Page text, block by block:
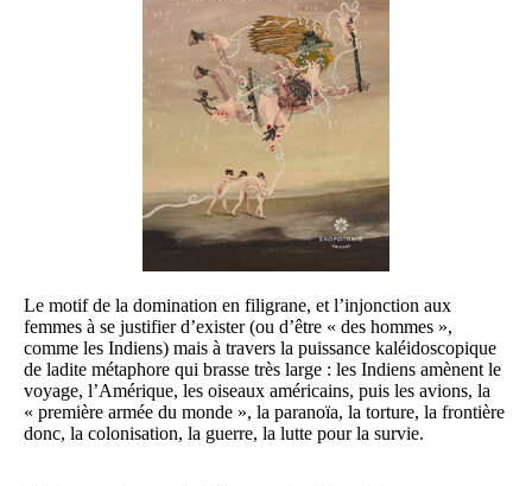
Le motif de la domination en filigrane, et l’injonction aux
femmes à se justifier d’exister (ou d’être « des hommes »,
comme les Indiens) mais à travers la puissance kaléidoscopique
de ladite métaphore qui brasse très large : les Indiens amènent le
voyage, l’Amérique, les oiseaux américains, puis les avions, la
« première armée du monde », la paranoïa, la torture, la frontière
donc, la colonisation, la guerre, la lutte pour la survie.